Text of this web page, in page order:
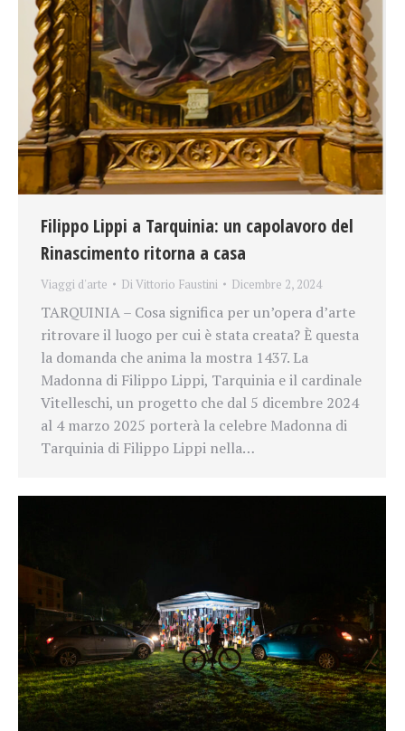
Filippo Lippi a Tarquinia: un capolavoro del
Rinascimento ritorna a casa
Viaggi d'arte DiVittorio Faustini Dicembre 2, 2024
TARQUINIA – Cosa significa per un’opera d’arte
ritrovare il luogo per cui è stata creata? È questa
la domanda che anima la mostra 1437. La
Madonna di Filippo Lippi, Tarquinia e il cardinale
Vitelleschi, un progetto che dal 5 dicembre 2024
al 4 marzo 2025 porterà la celebre Madonna di
Tarquinia di Filippo Lippi nella…